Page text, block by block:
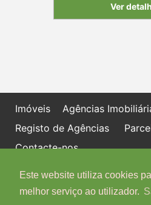
Este website utiliza cookies
melhor serviço ao utilizador.
Ver
Imóveis
Agências
Registo de Agências
Contacte-nos
Política de proteção de dados
Livro de Reclamações online
Centro de Informação, Mediação e